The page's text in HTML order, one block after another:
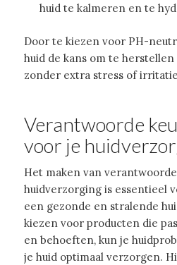
huid te kalmeren en te
Door te kiezen voor PH-
huid de kans om te
zonder extra stress of
Verantwoorde
voor je
Het maken van
huidverzorging is essentieel
een gezonde en stralende
kiezen voor producten die
en behoeften, kun je
je huid optimaal verzorgen.